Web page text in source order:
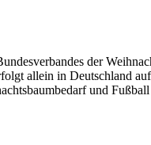
der
allein in Deutschland
und Fußball